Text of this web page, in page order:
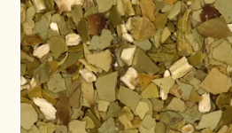
Allgemeine Geschäftsbedingungen
Assortiment